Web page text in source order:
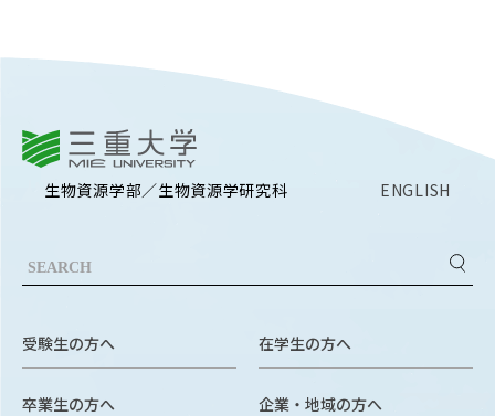
CAMPUS LIFE
CENTERS
パンフレット
教員一覧
生物資源学部／生物資源学研究科 ENGLISH
受験生の方へ 在学生の方へ
卒業生の方へ 企業・地域の方へ